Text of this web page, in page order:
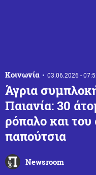
Κοινωνία 03.06.2026 -
Άγρια
Παιανία: 30
ρόπαλο και
παπούτσια
Newsroom